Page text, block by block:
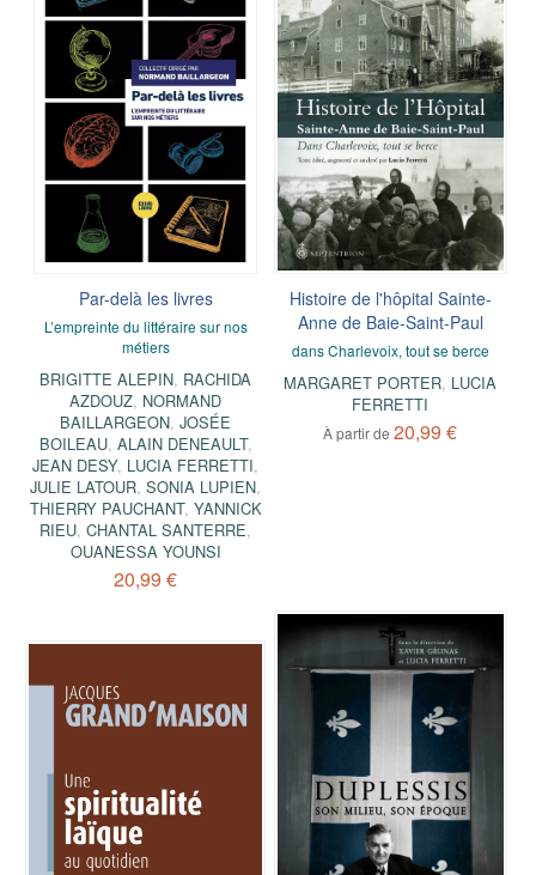
Par-delà les livres
L’empreinte du littéraire sur nos
métiers
BRIGITTE ALEPIN, RACHIDA
AZDOUZ, NORMAND
BAILLARGEON,JOSÉE
BOILEAU, ALAIN DENEAULT,
JEAN DESY, LUCIA FERRETTI,
JULIE LATOUR,SONIA LUPIEN,
THIERRY PAUCHANT, YANNICK
RIEU,CHANTAL SANTERRE,
OUANESSA YOUNSI
20,99 €
Histoire de l'hôpital Sainte-
Anne de Baie-Saint-Paul
dans Charlevoix, tout se berce
MARGARET PORTER, LUCIA
FERRETTI
À partir de20,99 €